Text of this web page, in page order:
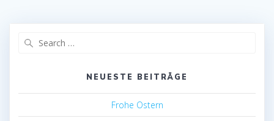
NEUESTE BEITRÄGE
Frohe Ostern